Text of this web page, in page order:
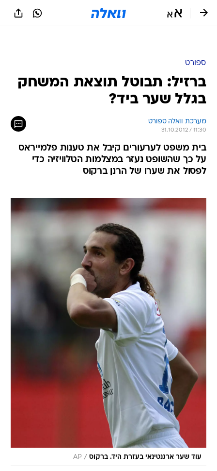
ספורט
ברזיל: תבוטל תוצאת המשחק
בגלל שער ביד?
מערכת וואלה ספורט
31.10.2012 / 11:30
בית משפט לערעורים קיבל את טענות פלמייראס
על כך שהשופט נעזר במצלמות הטלוויזיה כדי
לפסול את שערו של הרנן ברקוס
עוד שער ארגנטינאי בעזרת היד. ברקוס /
AP